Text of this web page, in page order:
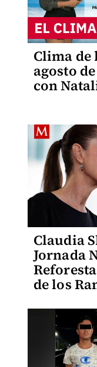
Clima de
agosto
con
Claudia
Jornada
de los